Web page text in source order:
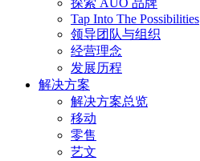
探索 AUO 品牌
Tap Into The Possibilities
领导团队与组织
经营理念
发展历程
解决方案
解决方案总览
移动
零售
艺文